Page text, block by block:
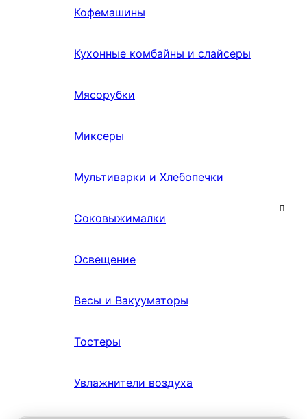
Кофемашины
Кухонные комбайны и слайсеры
Мясорубки
Миксеры
Мультиварки и Хлебопечки
Соковыжималки
Освещение
Весы и Вакууматоры
Тостеры
Увлажнители воздуха